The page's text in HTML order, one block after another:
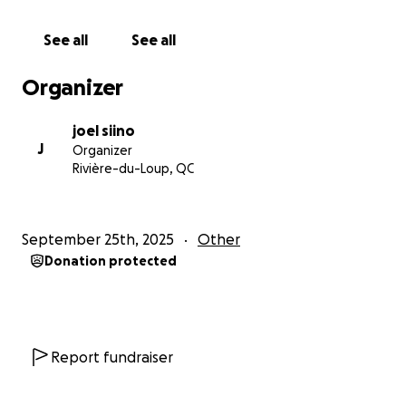
l’application de cette mesure et qu’il entend
en sa qualité de tuteur, ce qui nécessite la tenue
[25] Le Tribunal estime que le demandeur a peut-
être une cause d’action défendable à faire valoir à
[26] Il y a donc lieu de permettre au demandeur de
continuer l’exercice de son recours, mais uniquement
et ses difficultés d’apprentissage.``
See all See all
Organizer
J
joel siino
Organizer
Rivière-du-Loup, QC
September 25th, 2025 Other
Donation protected
Report fundraiser